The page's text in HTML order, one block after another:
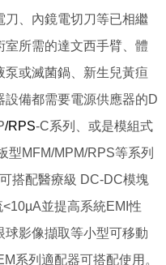
、內鏡電切刀等已相繼
所需的達文西手臂、體
或滅菌鍋、新生兒黃疸
設備都需要電源供應器的D
/RPS-C系列、或是模組式
型MFM/MPM/RPS等系列
搭配醫療級 DC-DC模塊
並提高系統EMI性
影像擷取等小型可移動
系列適配器可搭配使用。